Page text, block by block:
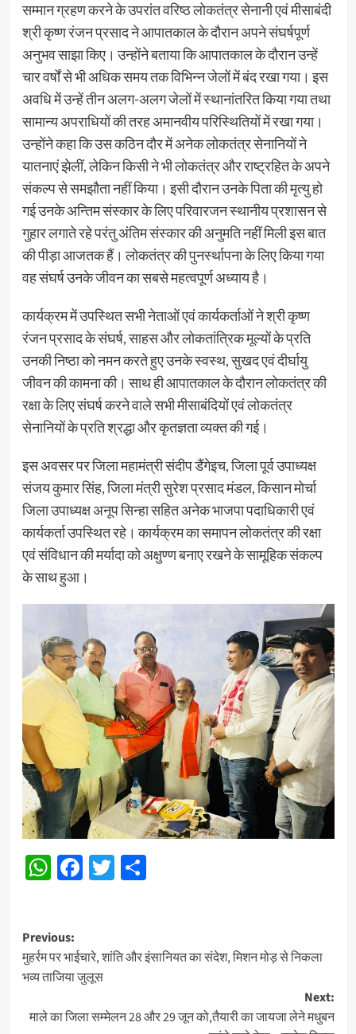
सम्मान ग्रहण करने के उपरांत वरिष्ठ लोकतंत्र सेनानी एवं मीसाबंदी
श्री कृष्ण रंजन प्रसाद ने आपातकाल के दौरान अपने संघर्षपूर्ण
अनुभव साझा किए। उन्होंने बताया कि आपातकाल के दौरान उन्हें
चार वर्षों से भी अधिक समय तक विभिन्न जेलों में बंद रखा गया। इस
अवधि में उन्हें तीन अलग-अलग जेलों में स्थानांतरित किया गया तथा
सामान्य अपराधियों की तरह अमानवीय परिस्थितियों में रखा गया।
उन्होंने कहा कि उस कठिन दौर में अनेक लोकतंत्र सेनानियों ने
यातनाएं झेलीं, लेकिन किसी ने भी लोकतंत्र और राष्ट्रहित के अपने
संकल्प से समझौता नहीं किया। इसी दौरान उनके पिता की मृत्यु हो
गई उनके अन्तिम संस्कार के लिए परिवारजन स्थानीय प्रशासन से
गुहार लगाते रहे परंतु अंतिम संस्कार की अनुमति नहीं मिली इस बात
की पीड़ा आजतक हैं। लोकतंत्र की पुनर्स्थापना के लिए किया गया
वह संघर्ष उनके जीवन का सबसे महत्वपूर्ण अध्याय है।
कार्यक्रम में उपस्थित सभी नेताओं एवं कार्यकर्ताओं ने श्री कृष्ण
रंजन प्रसाद के संघर्ष, साहस और लोकतांत्रिक मूल्यों के प्रति
उनकी निष्ठा को नमन करते हुए उनके स्वस्थ, सुखद एवं दीर्घायु
जीवन की कामना की। साथ ही आपातकाल के दौरान लोकतंत्र की
रक्षा के लिए संघर्ष करने वाले सभी मीसाबंदियों एवं लोकतंत्र
सेनानियों के प्रति श्रद्धा और कृतज्ञता व्यक्त की गई।
इस अवसर पर जिला महामंत्री संदीप डैंगेइच, जिला पूर्व उपाध्यक्ष
संजय कुमार सिंह, जिला मंत्री सुरेश प्रसाद मंडल, किसान मोर्चा
जिला उपाध्यक्ष अनूप सिन्हा सहित अनेक भाजपा पदाधिकारी एवं
कार्यकर्ता उपस्थित रहे। कार्यक्रम का समापन लोकतंत्र की रक्षा
एवं संविधान की मर्यादा को अक्षुण्ण बनाए रखने के सामूहिक संकल्प
के साथ हुआ।
WhatsApp
Facebook
Twitter
Share
Post
navigation
Previous:
मुहर्रम पर भाईचारे, शांति और इंसानियत का संदेश, मिशन मोड़ से निकला
भव्य ताजिया जुलूस
Next:
माले का जिला सम्मेलन 28 और 29 जून को,तैयारी का जायजा लेने मधुबन